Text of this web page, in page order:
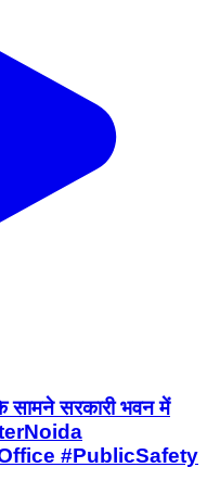
सामने सरकारी भवन में
#PublicSafety